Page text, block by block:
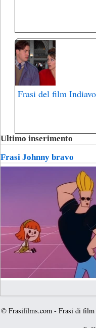
Frasi del film
Ultimo inserimento
Frasi Johnny bravo
© Frasifilms.com - Frasi di